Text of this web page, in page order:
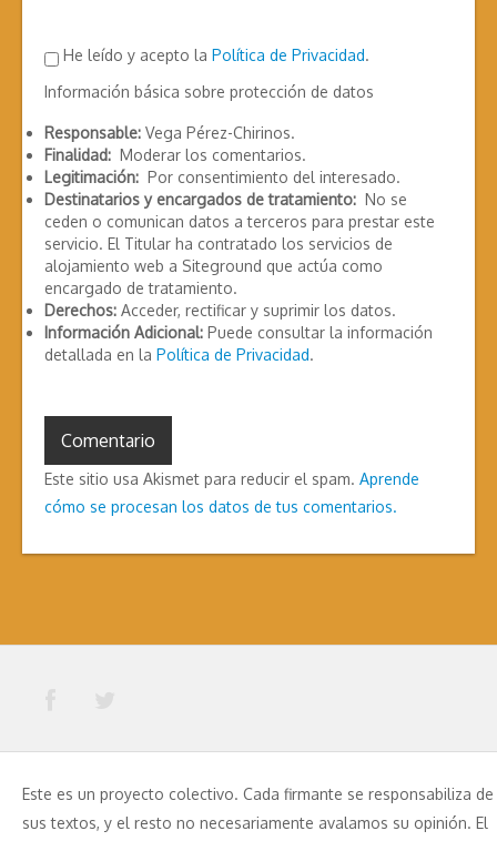
He leído y acepto la Política de Privacidad.
Información básica sobre protección de datos
Responsable: Vega Pérez-Chirinos.
Finalidad: Moderar los comentarios.
Legitimación: Por consentimiento del interesado.
Destinatarios y encargados de tratamiento: No se
ceden o comunican datos a terceros para prestar este
servicio. El Titular ha contratado los servicios de
alojamiento web a Siteground que actúa como
encargado de tratamiento.
Derechos: Acceder, rectificar y suprimir los datos.
Información Adicional: Puede consultar la información
detallada en la Política de Privacidad.
Este sitio usa Akismet para reducir el spam. Aprende
cómo se procesan los datos de tus comentarios.
Este es un proyecto colectivo. Cada firmante se responsabiliza de
sus textos, y el resto no necesariamente avalamos su opinión. El